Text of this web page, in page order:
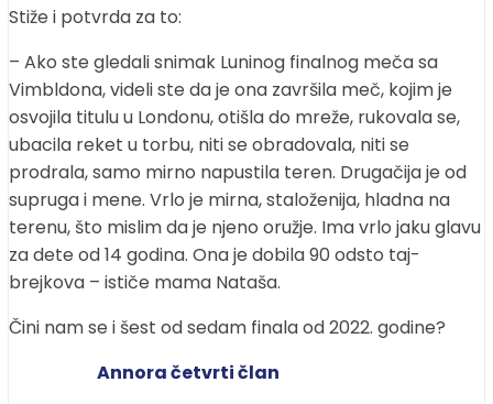
Stiže i potvrda za to:
– Ako ste gledali snimak Luninog finalnog meča sa
Vimbldona, videli ste da je ona završila meč, kojim je
osvojila titulu u Londonu, otišla do mreže, rukovala se,
ubacila reket u torbu, niti se obradovala, niti se
prodrala, samo mirno napustila teren. Drugačija je od
supruga i mene. Vrlo je mirna, staloženija, hladna na
terenu, što mislim da je njeno oružje. Ima vrlo jaku glavu
za dete od 14 godina. Ona je dobila 90 odsto taj-
brejkova – ističe mama Nataša.
Čini nam se i šest od sedam finala od 2022. godine?
Annora četvrti član